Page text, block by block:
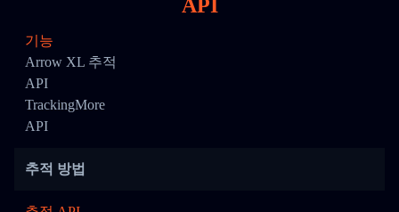
API
기능
Arrow XL 추적
API
TrackingMore
API
추적 방법